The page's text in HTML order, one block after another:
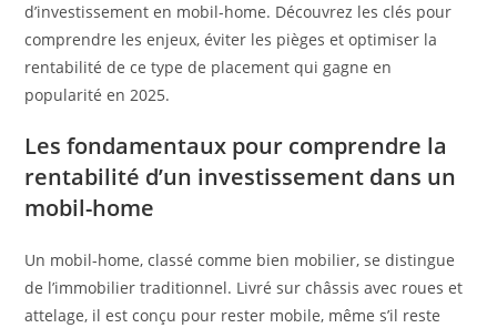
d’investissement en mobil-home. Découvrez les clés pour
comprendre les enjeux, éviter les pièges et optimiser la
rentabilité de ce type de placement qui gagne en
popularité en 2025.
Les fondamentaux pour comprendre la
rentabilité d’un investissement dans un
mobil-home
Un mobil-home, classé comme bien mobilier, se distingue
de l’immobilier traditionnel. Livré sur châssis avec roues et
attelage, il est conçu pour rester mobile, même s’il reste